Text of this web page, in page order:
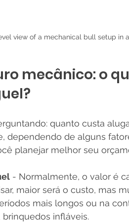
view of a mechanical bull setup in
mecânico: o
quanto custa
dependendo de alguns
planejar melhor seu
- Normalmente, o valor é
maior será o custo, mas
mais longos ou na
infláveis.